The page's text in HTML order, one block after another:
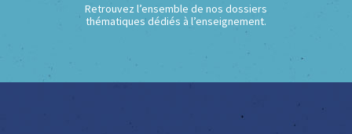
Retrouvez l’ensemble de nos dossiers
thématiques dédiés à l’enseignement.